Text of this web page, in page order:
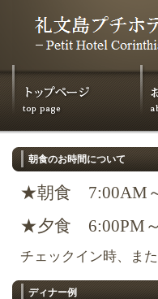
朝食のお時間について
★朝食 7:00AM
★夕食 6:00PM～
チェックイン時、ま
ディナー例